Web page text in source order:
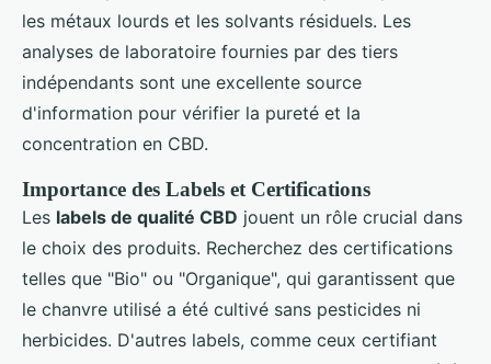
les métaux lourds et les solvants résiduels. Les
analyses de laboratoire fournies par des tiers
indépendants sont une excellente source
d'information pour vérifier la pureté et la
concentration en CBD.
Importance des Labels et Certifications
Les labels de qualité CBD jouent un rôle crucial dans
le choix des produits. Recherchez des certifications
telles que "Bio" ou "Organique", qui garantissent que
le chanvre utilisé a été cultivé sans pesticides ni
herbicides. D'autres labels, comme ceux certifiant